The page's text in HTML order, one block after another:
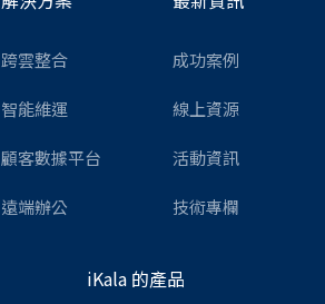
跨雲整合
智能維運
顧客數據平台
遠端辦公
成功案例
線上資源
活動資訊
技術專欄
iKala 的產品